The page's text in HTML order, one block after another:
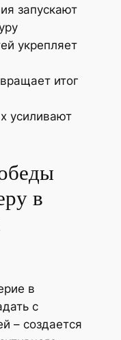
запускают
укрепляет
итог
усиливают
в
в
с
– создается